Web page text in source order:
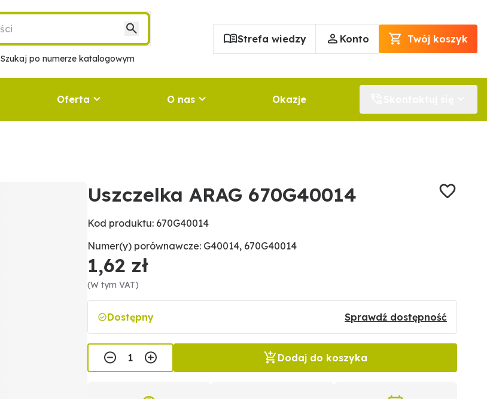
Szukaj po numerze katalogowym
Strefa wiedzy Konto Twój koszyk
Oferta O nas Okazje
Uszczelka ARAG 670G40014
Kod produktu: 670G40014
Numer(y) porównawcze: G40014, 670G40014
1,62 zł
(W tym VAT)
Dostępny Sprawdź dostępność
Dodaj do koszyka